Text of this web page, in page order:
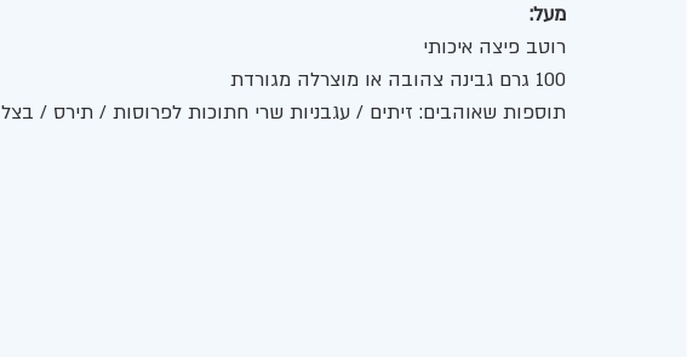
מעל:
רוטב פיצה איכותי
100 גרם גבינה צהובה או מוצרלה מגורדת
תוספות שאוהבים: זיתים / עגבניות שרי חתוכות לפרוסות / תירס / בצל